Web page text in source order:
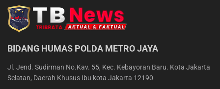
BIDANG HUMAS POLDA METRO JAYA
Jl. Jend. Sudirman No.Kav. 55, Kec. Kebayoran Baru. Kota Jakarta
Selatan, Daerah Khusus Ibu kota Jakarta 12190